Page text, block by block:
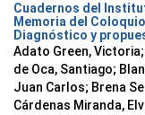
Cuadernos del
Memoria del
Diagnóstico y
Adato Green,
de Oca, Santiago;
Juan Carlos; Brena
Cárdenas Miranda,